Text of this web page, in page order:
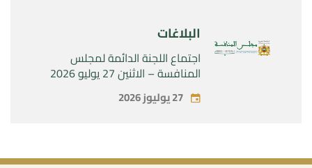
البلاغات
اجتماع اللجنة الدائمة لمجلس
المنافسة – الاثنين 27 يوليو 2026
27 يوليوز 2026